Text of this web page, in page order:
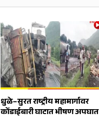
धुळे–सुरत राष्ट्रीय महामार्गावर
कोंडाईबारी घाटात भीषण अपघात